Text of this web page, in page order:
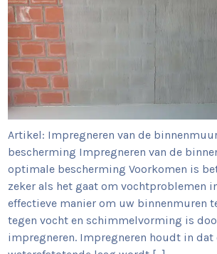
Artikel: Impregneren van de
bescherming Impregneren van de
optimale bescherming Voorkomen is
zeker als het gaat om vochtproblemen
effectieve manier om uw binnenmuren
tegen vocht en schimmelvorming is
impregneren. Impregneren houdt in dat